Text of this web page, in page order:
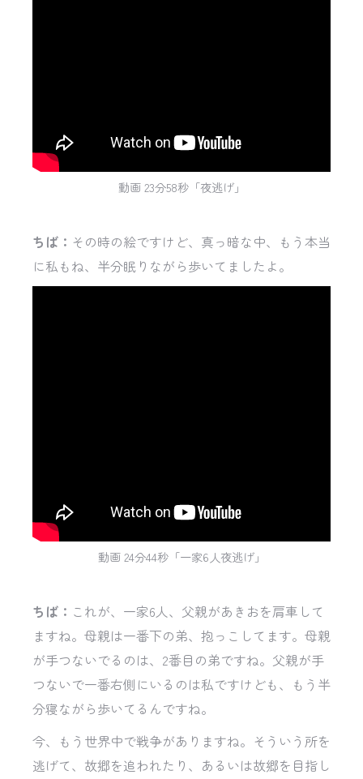
動画 23分58秒「夜逃げ」
ちば： その時の絵ですけど、真っ暗な中、もう本当
に私もね、半分眠りながら歩いてましたよ。
動画 24分44秒「一家6人夜逃げ」
ちば： これが、一家6人、父親があきおを肩車して
ますね。母親は一番下の弟、抱っこしてます。母親
が手つないでるのは、2番目の弟ですね。父親が手
つないで一番右側にいるのは私ですけども、もう半
分寝ながら歩いてるんですね。
今、もう世界中で戦争がありますね。そういう所を
逃げて、故郷を追われたり、あるいは故郷を目指し